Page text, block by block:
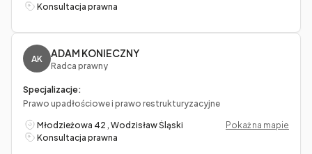
Konsultacja prawna
AK ADAM KONIECZNY
Radca prawny
Specjalizacje:
Prawo upadłościowe i prawo restrukturyzacyjne
Młodzieżowa 42 , Wodzisław Śląski
Pokaż na mapie
Konsultacja prawna